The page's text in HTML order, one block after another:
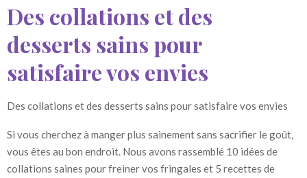
Des collations et des
desserts sains pour
satisfaire vos envies
Des collations et des desserts sains pour satisfaire vos envies
Si vous cherchez à manger plus sainement sans sacrifier le goût,
vous êtes au bon endroit. Nous avons rassemblé 10 idées de
collations saines pour freiner vos fringales et 5 recettes de